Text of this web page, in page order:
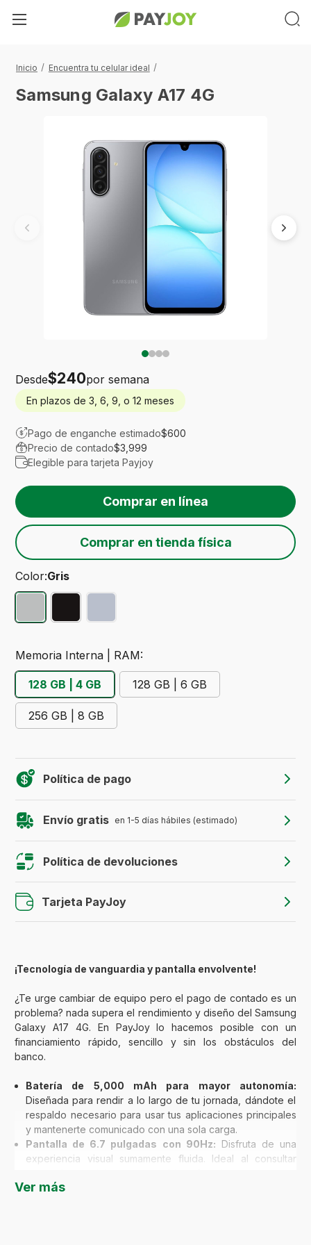
Inicio Encuentra tu celular ideal
Samsung Galaxy A17 4G
Pago de enganche estimado$600
Precio de contado$3,999
Elegible para tarjeta Payjoy
¡Sólo
quedan
Desde$240por semana
En plazos de 3, 6, 9, o 12 meses
Color:Gris
Memoria Interna | RAM:
128 GB | 4 GB 128 GB | 6 GB
256 GB | 8 GB
Comprar en tienda física
Política de pago
Envío gratis en 1-5 días hábiles (estimado)
Política de devoluciones
Tarjeta PayJoy
¡Tecnología de vanguardia y pantalla envolvente!
¿Te urge cambiar de equipo pero el pago de contado es un
problema? nada supera el rendimiento y diseño del Samsung
Galaxy A17 4G. En PayJoy lo hacemos posible con un
financiamiento rápido, sencillo y sin los obstáculos del
banco.
Batería de 5,000 mAh para mayor autonomía:
Diseñada para rendir a lo largo de tu jornada, dándote el
respaldo necesario para usar tus aplicaciones principales
y mantenerte comunicado con una sola carga.
Pantalla de 6.7 pulgadas con 90Hz: Disfruta de una
experiencia visual sumamente fluida. Ideal al consultar
Cámara de 50MP de alta claridad:
Ver más